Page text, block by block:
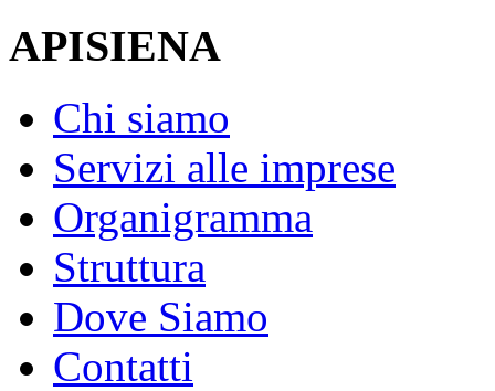
APISIENA
Chi siamo
Servizi alle imprese
Organigramma
Struttura
Dove Siamo
Contatti